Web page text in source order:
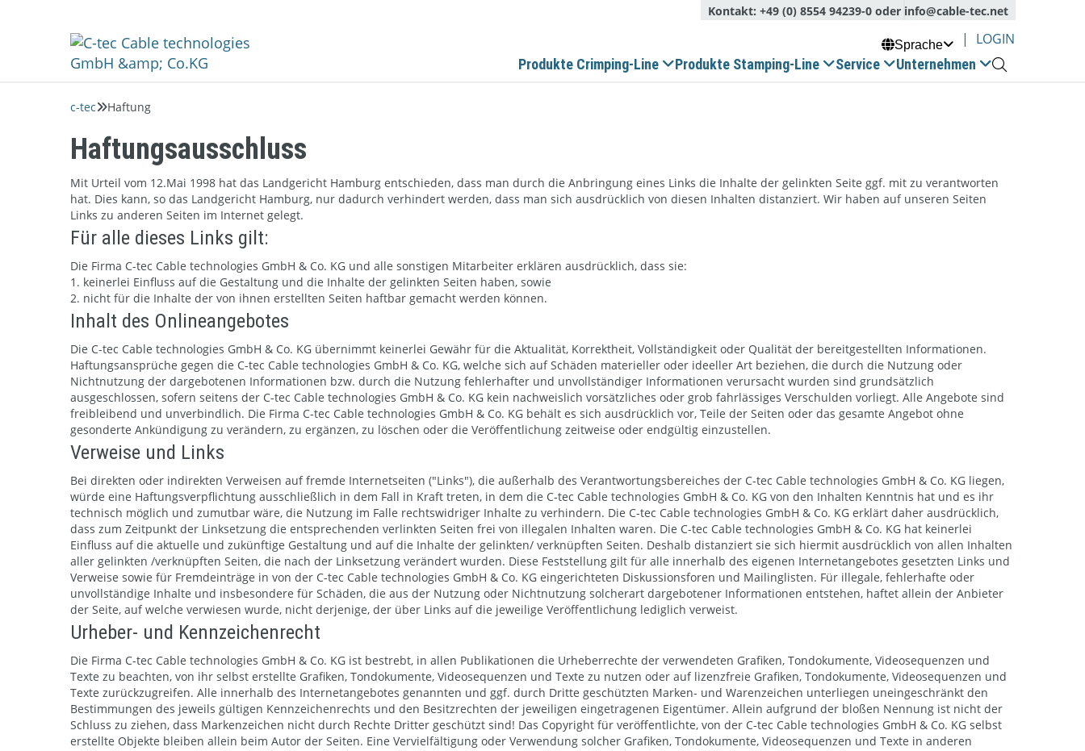
Kontakt: +49 (0) 8554 94239-0 oder info@cable-tec.net
Sprache | LOGIN
Produkte Crimping-Line Produkte Stamping-Line Service Unternehmen 
c-tec Haftung
Haftungsausschluss
Mit Urteil vom 12.Mai 1998 hat das Landgericht Hamburg entschieden, dass man durch die Anbringung eines Links die Inhalte der gelinkten Seite ggf. mit zu verantworten
hat. Dies kann, so das Landgericht Hamburg, nur dadurch verhindert werden, dass man sich ausdrücklich von diesen Inhalten distanziert. Wir haben auf unseren Seiten
Links zu anderen Seiten im Internet gelegt.
Für alle dieses Links gilt:
Die Firma C-tec Cable technologies GmbH & Co. KG und alle sonstigen Mitarbeiter erklären ausdrücklich, dass sie:
1. keinerlei Einfluss auf die Gestaltung und die Inhalte der gelinkten Seiten haben, sowie
2. nicht für die Inhalte der von ihnen erstellten Seiten haftbar gemacht werden können.
Inhalt des Onlineangebotes
Die C-tec Cable technologies GmbH & Co. KG übernimmt keinerlei Gewähr für die Aktualität, Korrektheit, Vollständigkeit oder Qualität der bereitgestellten Informationen.
Haftungsansprüche gegen die C-tec Cable technologies GmbH & Co. KG, welche sich auf Schäden materieller oder ideeller Art beziehen, die durch die Nutzung oder
Nichtnutzung der dargebotenen Informationen bzw. durch die Nutzung fehlerhafter und unvollständiger Informationen verursacht wurden sind grundsätzlich
ausgeschlossen, sofern seitens der C-tec Cable technologies GmbH & Co. KG kein nachweislich vorsätzliches oder grob fahrlässiges Verschulden vorliegt. Alle Angebote sind
freibleibend und unverbindlich. Die Firma C-tec Cable technologies GmbH & Co. KG behält es sich ausdrücklich vor, Teile der Seiten oder das gesamte Angebot ohne
gesonderte Ankündigung zu verändern, zu ergänzen, zu löschen oder die Veröffentlichung zeitweise oder endgültig einzustellen.
Verweise und Links
Bei direkten oder indirekten Verweisen auf fremde Internetseiten ("Links"), die außerhalb des Verantwortungsbereiches der C-tec Cable technologies GmbH & Co. KG liegen,
würde eine Haftungsverpflichtung ausschließlich in dem Fall in Kraft treten, in dem die C-tec Cable technologies GmbH & Co. KG von den Inhalten Kenntnis hat und es ihr
technisch möglich und zumutbar wäre, die Nutzung im Falle rechtswidriger Inhalte zu verhindern. Die C-tec Cable technologies GmbH & Co. KG erklärt daher ausdrücklich,
dass zum Zeitpunkt der Linksetzung die entsprechenden verlinkten Seiten frei von illegalen Inhalten waren. Die C-tec Cable technologies GmbH & Co. KG hat keinerlei
Einfluss auf die aktuelle und zukünftige Gestaltung und auf die Inhalte der gelinkten/ verknüpften Seiten. Deshalb distanziert sie sich hiermit ausdrücklich von allen Inhalten
aller gelinkten /verknüpften Seiten, die nach der Linksetzung verändert wurden. Diese Feststellung gilt für alle innerhalb des eigenen Internetangebotes gesetzten Links und
Verweise sowie für Fremdeinträge in von der C-tec Cable technologies GmbH & Co. KG eingerichteten Diskussionsforen und Mailinglisten. Für illegale, fehlerhafte oder
unvollständige Inhalte und insbesondere für Schäden, die aus der Nutzung oder Nichtnutzung solcherart dargebotener Informationen entstehen, haftet allein der Anbieter
der Seite, auf welche verwiesen wurde, nicht derjenige, der über Links auf die jeweilige Veröffentlichung lediglich verweist.
Urheber- und Kennzeichenrecht
Die Firma C-tec Cable technologies GmbH & Co. KG ist bestrebt, in allen Publikationen die Urheberrechte der verwendeten Grafiken, Tondokumente, Videosequenzen und
Texte zu beachten, von ihr selbst erstellte Grafiken, Tondokumente, Videosequenzen und Texte zu nutzen oder auf lizenzfreie Grafiken, Tondokumente, Videosequenzen und
Texte zurückzugreifen. Alle innerhalb des Internetangebotes genannten und ggf. durch Dritte geschützten Marken- und Warenzeichen unterliegen uneingeschränkt den
Bestimmungen des jeweils gültigen Kennzeichenrechts und den Besitzrechten der jeweiligen eingetragenen Eigentümer. Allein aufgrund der bloßen Nennung ist nicht der
Schluss zu ziehen, dass Markenzeichen nicht durch Rechte Dritter geschützt sind! Das Copyright für veröffentlichte, von der C-tec Cable technologies GmbH & Co. KG selbst
erstellte Objekte bleiben allein beim Autor der Seiten. Eine Vervielfältigung oder Verwendung solcher Grafiken, Tondokumente, Videosequenzen und Texte in anderen